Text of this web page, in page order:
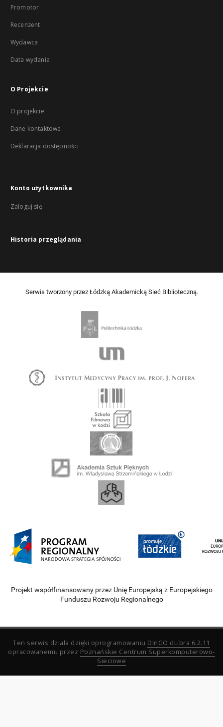
Promotor
Recenzent
Wydawca
Data wydania
O Projekcie
O projekcie
Dane kontaktowe
Deklaracja dostępności
Konto użytkownika
Zaloguj się
Historia przeglądania
Serwis tworzony przez Łódzką Akademicką Sieć Biblioteczną.
Projekt współfinansowany przez Unię Europejską z Europejskiego
Funduszu Rozwoju Regionalnego
Ten serwis działa dzięki oprogramowaniu DInGO dLibra 6.2.11
opracowanemu przez Poznańskie Centrum Superkomputerowo-
Sieciowe